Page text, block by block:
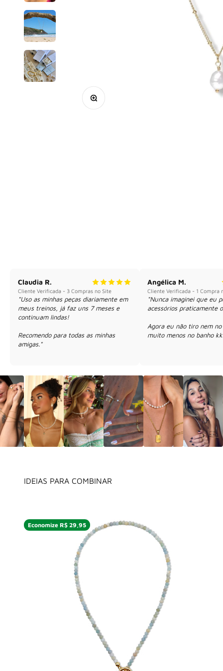
Zoom na imagem
Claudia R.
Cliente Verificada - 3 Compras no Site
"Uso as minhas peças diariamente em
meus treinos, já faz uns 7 meses e
continuam lindas!
Recomendo para todas as minhas
amigas."
Angélica M.
Cliente Verificada - 1 Compra
"Nunca imaginei que eu
acessórios praticamente
Agora eu não tiro nem
muito menos no banho
IDEIAS PARA COMBINAR
Economize R$ 29,95